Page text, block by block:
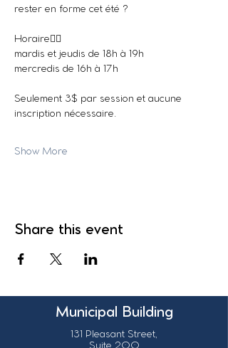
rester en forme cet été ?
Horaire👇🏼
mardis et jeudis de 18h à 19h
mercredis de 16h à 17h
Seulement 3$ par session et aucune
inscription nécessaire.
Show More
Share this event
Municipal Building
131 Pleasant Street,